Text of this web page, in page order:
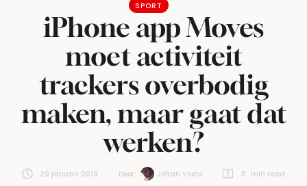
SPORT
iPhone app Moves
moet activiteit
trackers overbodig
maken, maar gaat dat
werken?
29 januari 2013 Door: Johan Voets 3 min read